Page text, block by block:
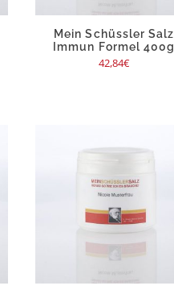
Mein Schüssler Salz
Immun Formel 400g
42,84€